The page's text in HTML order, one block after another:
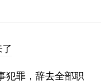
犯罪，辞去全部职